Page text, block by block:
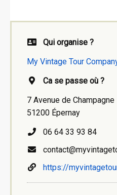
Qui organise ?
My Vintage Tour
Ca se passe où ?
7 Avenue de Champagne
51200 Épernay
06 64 33 93 84
https://